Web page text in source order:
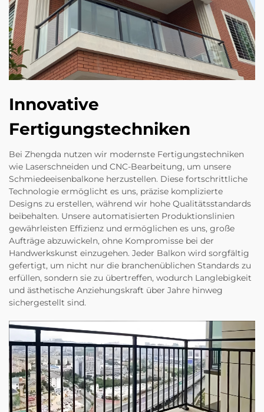
Innovative
Fertigungstechniken
Bei Zhengda nutzen wir modernste Fertigungstechniken
wie Laserschneiden und CNC-Bearbeitung, um unsere
Schmiedeeisenbalkone herzustellen. Diese fortschrittliche
Technologie ermöglicht es uns, präzise komplizierte
Designs zu erstellen, während wir hohe Qualitätsstandards
beibehalten. Unsere automatisierten Produktionslinien
gewährleisten Effizienz und ermöglichen es uns, große
Aufträge abzuwickeln, ohne Kompromisse bei der
Handwerkskunst einzugehen. Jeder Balkon wird sorgfältig
gefertigt, um nicht nur die branchenüblichen Standards zu
erfüllen, sondern sie zu übertreffen, wodurch Langlebigkeit
und ästhetische Anziehungskraft über Jahre hinweg
sichergestellt sind.